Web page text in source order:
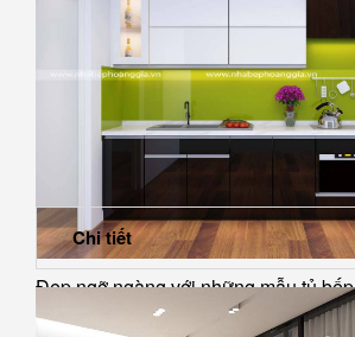
Đẹp ngỡ ngàng với những mẫu tủ
Chi tiết